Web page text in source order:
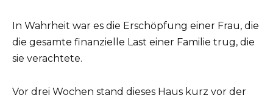
In Wahrheit war es die Erschöpfung einer Frau, die
die gesamte finanzielle Last einer Familie trug, die
sie verachtete.
Vor drei Wochen stand dieses Haus kurz vor der